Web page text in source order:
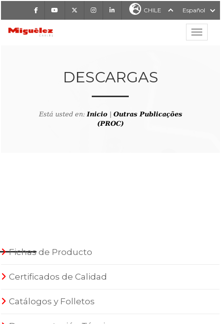
FacebookYoutube InstagramLinkedIn CHILE Español
MIGUÉLEZ CABLES
DESCARGAS
Está usted en:Inicio
Outras Publicações
(PROC)
Fichas de Producto
Certificados de Calidad
Catálogos y Folletos